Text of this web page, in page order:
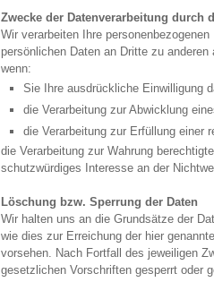
Zwecke der Datenverarbeitung durch
Wir verarbeiten Ihre
persönlichen Daten an Dritte zu
wenn:
Sie Ihre ausdrückliche Einwilligung
die Verarbeitung zur Abwicklung
die Verarbeitung zur Erfüllung einer
die Verarbeitung zur Wahrung
schutzwürdiges Interesse an der
Löschung bzw. Sperrung der Daten
Wir halten uns an die Grundsätze der
wie dies zur Erreichung der hier
vorsehen. Nach Fortfall des jeweiligen
gesetzlichen Vorschriften gesperrt oder